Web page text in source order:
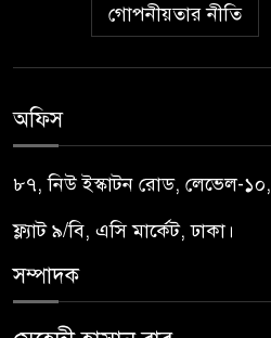
গোপনীয়তার নীতি
অফিস
৮৭, নিউ ইস্কাটন রোড, লেভেল-১০,
ফ্ল্যাট ৯/বি, এসি মার্কেট, ঢাকা।
সম্পাদক